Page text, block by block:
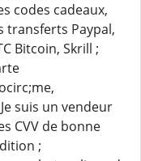
codes cadeaux,
transferts Paypal,
Bitcoin, Skrill ;
suis un vendeur
CVV de bonne
;